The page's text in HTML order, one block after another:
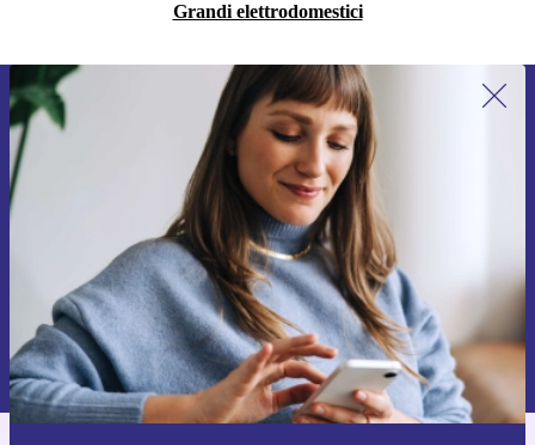
Grandi elettrodomestici
Iscriviti per la prima volta alla nostra
newsletter e ottieni 15€ di sconto!
Non farti più scappare le migliori offerte.
Richiedi codice sconto
Per maggiori informazioni sull’uso dei dati personali, visita la nostra
Normativa sulla privacy